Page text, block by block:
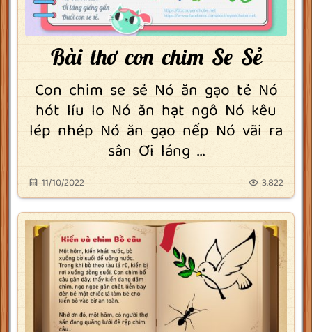
Bài thơ con chim Se Sẻ
Con chim se sẻ Nó ăn gạo tẻ Nó
hót líu lo Nó ăn hạt ngô Nó kêu
lép nhép Nó ăn gạo nếp Nó vãi ra
sân Ơi láng ...
11/10/2022 3.822